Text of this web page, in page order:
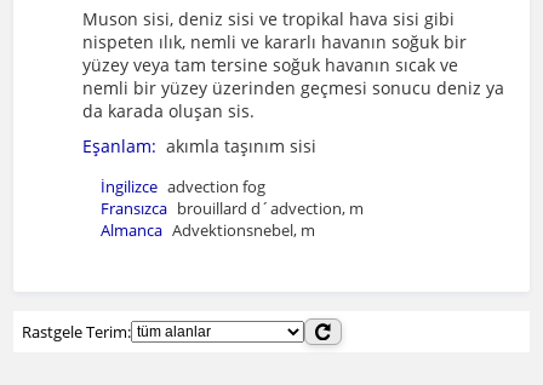
Muson sisi, deniz sisi ve tropikal hava sisi gibi
nispeten ılık, nemli ve kararlı havanın soğuk bir
yüzey veya tam tersine soğuk havanın sıcak ve
nemli bir yüzey üzerinden geçmesi sonucu deniz ya
da karada oluşan sis.
Eşanlam: akımla taşınım sisi
İngilizce advection fog
Fransızca brouillard d´advection, m
Almanca Advektionsnebel, m
Rastgele Terim: